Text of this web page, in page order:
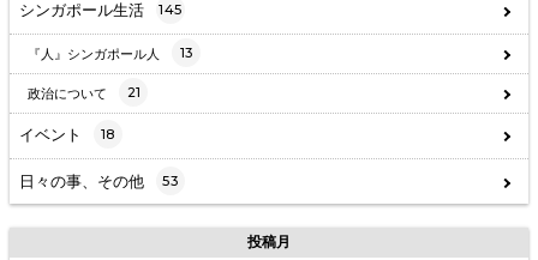
シンガポール生活 145
『人』シンガポール人 13
政治について 21
イベント 18
日々の事、その他 53
投稿月